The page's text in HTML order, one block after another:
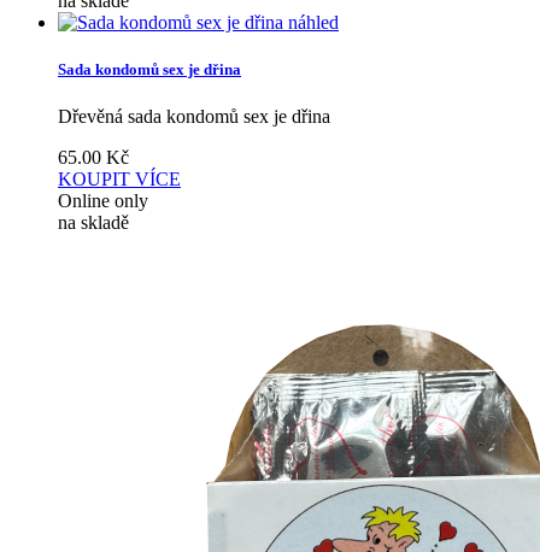
náhled
Sada kondomů sex je dřina
Dřevěná sada kondomů sex je dřina
65.00 Kč
KOUPIT VÍCE
Online only
na skladě